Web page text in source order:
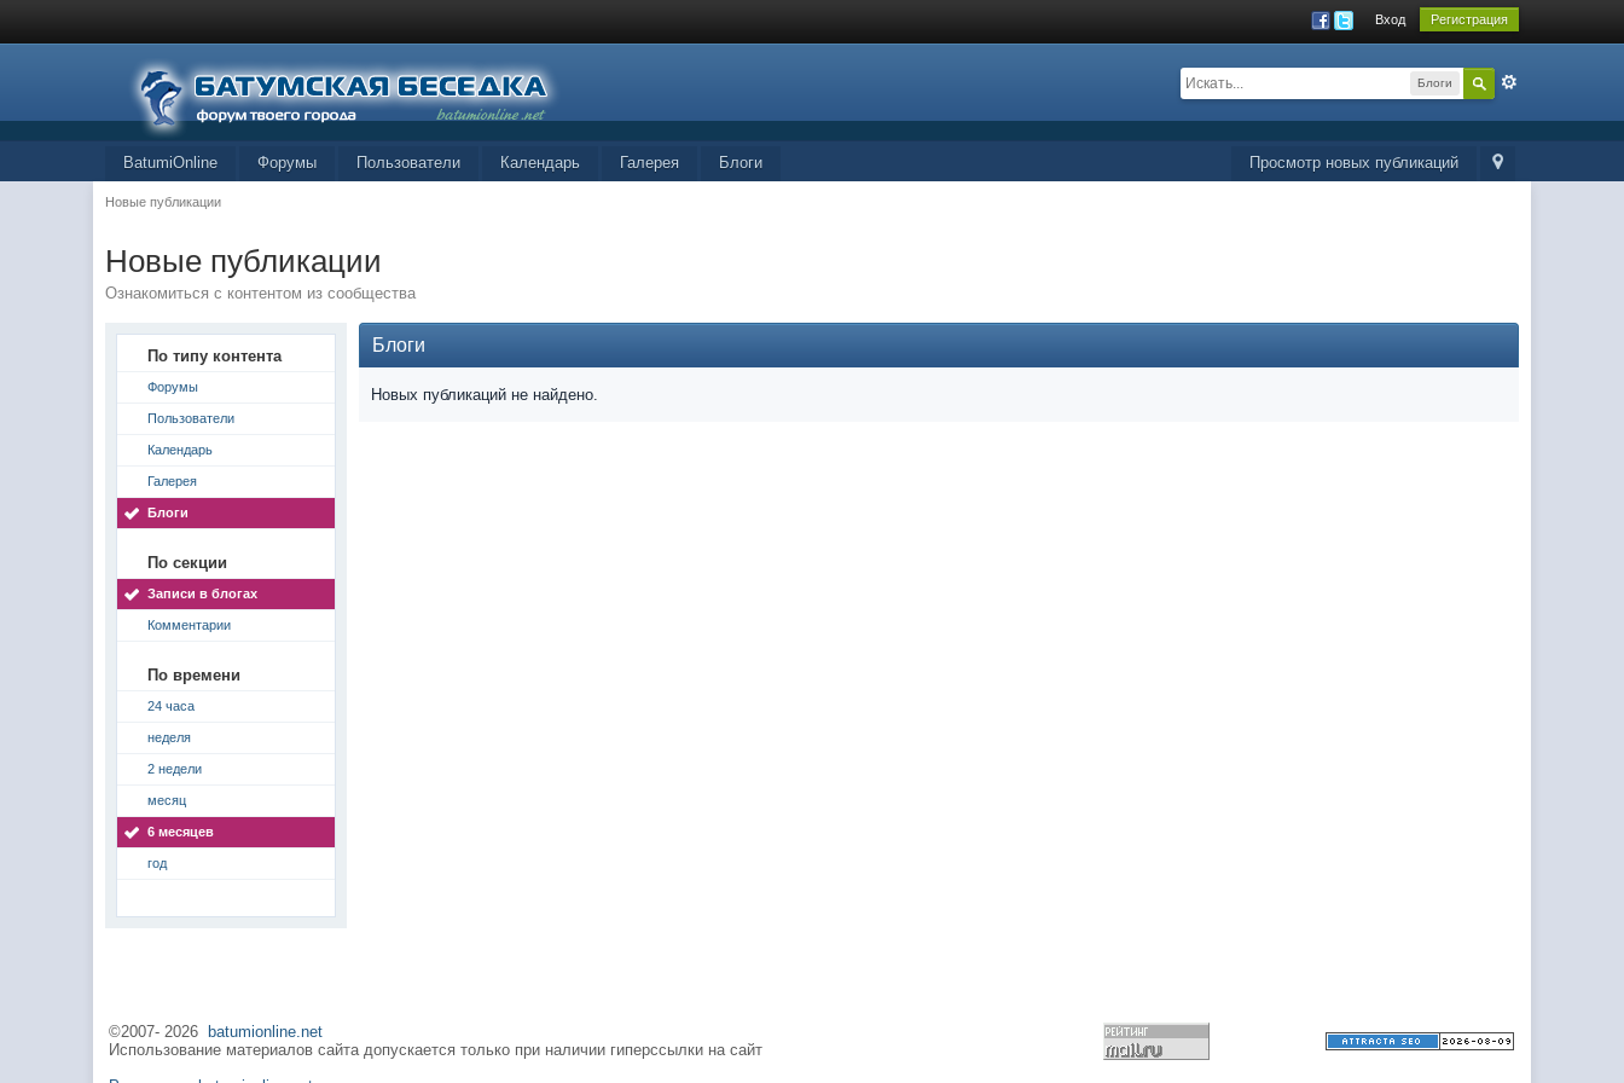
Вход Регистрация
Блоги
Просмотр новых публикаций
BatumiOnline Форумы Пользователи Календарь Галерея Блоги
Новые публикации
Новые публикации
Ознакомиться с контентом из сообщества
По типу контента
Форумы
Пользователи
Календарь
Галерея
Блоги
По секции
Записи в блогах
Комментарии
По времени
24 часа
неделя
2 недели
месяц
6 месяцев
год
Блоги
Новых публикаций не найдено.
©2007-2026
batumionline.net
Использование материалов сайта допускается только при наличии гиперссылки на сайт